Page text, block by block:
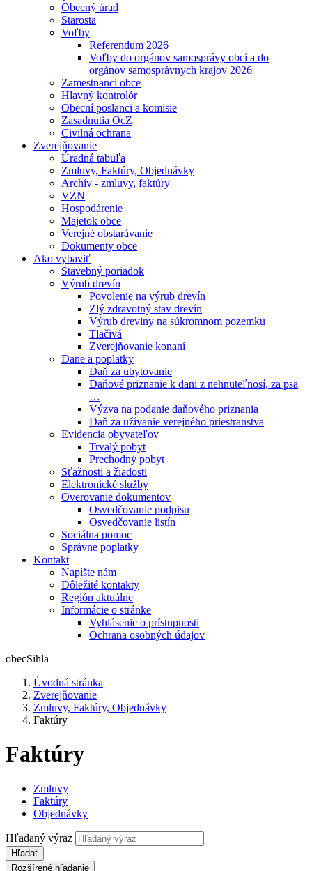
Obecný úrad
Starosta
Voľby
Referendum 2026
Voľby do orgánov samosprávy obcí a do
orgánov samosprávnych krajov 2026
Zamestnanci obce
Hlavný kontrolór
Obecní poslanci a komisie
Zasadnutia OcZ
Civilná ochrana
Zverejňovanie
Úradná tabuľa
Zmluvy, Faktúry, Objednávky
Archív - zmluvy, faktúry
VZN
Hospodárenie
Majetok obce
Verejné obstarávanie
Dokumenty obce
Ako vybaviť
Stavebný poriadok
Výrub drevín
Povolenie na výrub drevín
Zlý zdravotný stav drevín
Výrub dreviny na súkromnom pozemku
Tlačivá
Zverejňovanie konaní
Dane a poplatky
Daň za ubytovanie
Daňové priznanie k dani z nehnuteľnosí, za psa
…
Výzva na podanie daňového priznania
Daň za užívanie verejného priestranstva
Evidencia obyvateľov
Trvalý pobyt
Prechodný pobyt
Sťažnosti a žiadosti
Elektronické služby
Overovanie dokumentov
Osvedčovanie podpisu
Osvedčovanie listín
Sociálna pomoc
Správne poplatky
Kontakt
Napíšte nám
Dôležité kontakty
Región aktuálne
Informácie o stránke
Vyhlásenie o prístupnosti
Ochrana osobných údajov
obecSihla
Úvodná stránka
Zverejňovanie
Zmluvy, Faktúry, Objednávky
Faktúry
Faktúry
Zmluvy
Faktúry
Objednávky
Hľadaný výraz
Hľadať
Rozšírené hľadanie